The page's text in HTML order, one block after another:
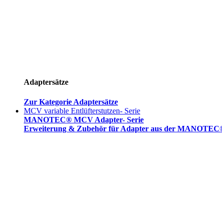
Adaptersätze
Zur Kategorie Adaptersätze
MCV variable Entlüfterstutzen- Serie
MANOTEC® MCV Adapter- Serie
Erweiterung & Zubehör für Adapter aus der